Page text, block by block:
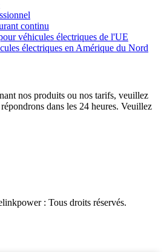
continu
véhicules électriques de l'UE
électriques en Amérique du Nord
nos produits ou nos tarifs, veuillez
dans les 24 heures. Veuillez
: Tous droits réservés.